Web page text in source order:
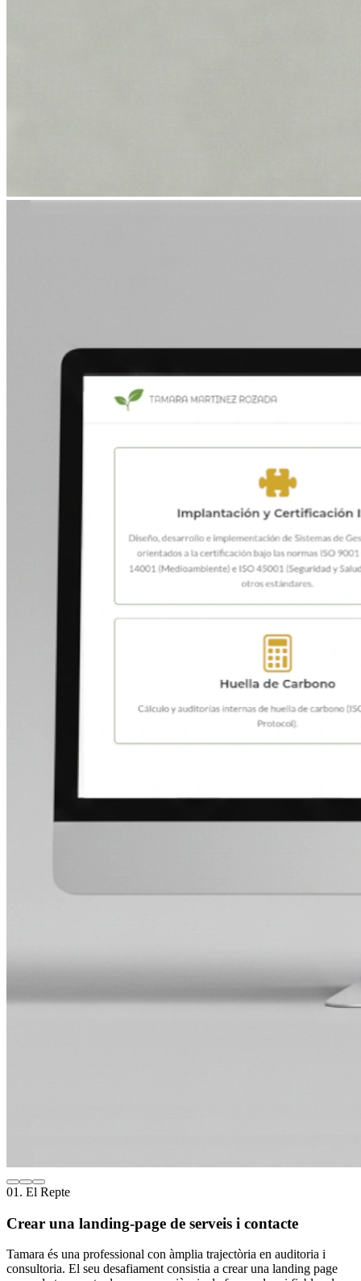
01. El Repte
Crear una landing-page de serveis i contacte
Tamara és una professional con àmplia trajectòria en auditoria i
consultoria. El seu desafiament consistia a crear una landing page